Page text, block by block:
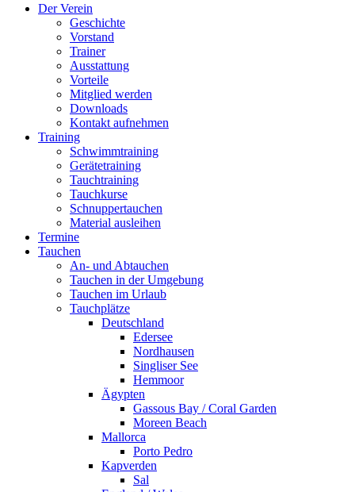
Der Verein
Geschichte
Vorstand
Trainer
Ausstattung
Vorteile
Mitglied werden
Downloads
Kontakt aufnehmen
Training
Schwimmtraining
Gerätetraining
Tauchtraining
Tauchkurse
Schnuppertauchen
Material ausleihen
Termine
Tauchen
An- und Abtauchen
Tauchen in der Umgebung
Tauchen im Urlaub
Tauchplätze
Deutschland
Edersee
Nordhausen
Singliser See
Hemmoor
Ägypten
Gassous Bay / Coral Garden
Moreen Beach
Mallorca
Porto Pedro
Kapverden
Sal